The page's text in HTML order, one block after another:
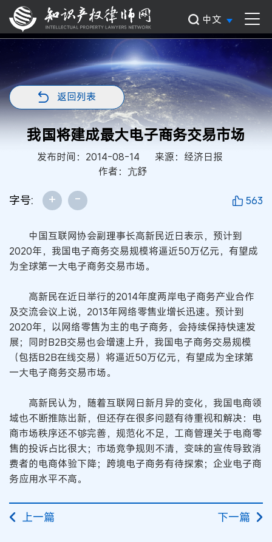
中文
返回列表
我国将建成最大电子商务交易市场
发布时间：2014-08-14
来源：经济日报
作者：亢舒
字号: + - 563
中国互联网协会副理事长高新民近日表示，预计到
2020年，我国电子商务交易规模将逼近50万亿元，有望成
为全球第一大电子商务交易市场。
高新民在近日举行的2014年度两岸电子商务产业合作
及交流会议上说，2013年网络零售业增长迅速。预计到
2020年，以网络零售为主的电子商务，会持续保持快速发
展；同时B2B交易也会增速上升，我国电子商务交易规模
（包括B2B在线交易）将逼近50万亿元，有望成为全球第
一大电子商务交易市场。
高新民认为，随着互联网日新月异的变化，我国电商领
域也不断推陈出新，但还存在很多问题有待重视和解决：电
商市场秩序还不够完善，规范化不足，工商管理关于电商零
售的投诉占比很大；市场竞争规则不清，变味的宣传导致消
费者的电商体验下降；跨境电子商务有待探索；企业电子商
务应用水平不高。
上一篇 下一篇